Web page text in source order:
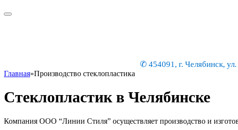
✆ 454091, г. Челябинск,
Главная»Производство стеклопластика
Стеклопластик в Челябинске
Компания ООО “Линии Стиля” осуществляет производство и